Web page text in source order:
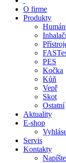
O firme
Produkty
PES
Kočka
Kůň
Vepř
Skot
Ostatní
Aktuality
E-shop
Servis
Kontakty